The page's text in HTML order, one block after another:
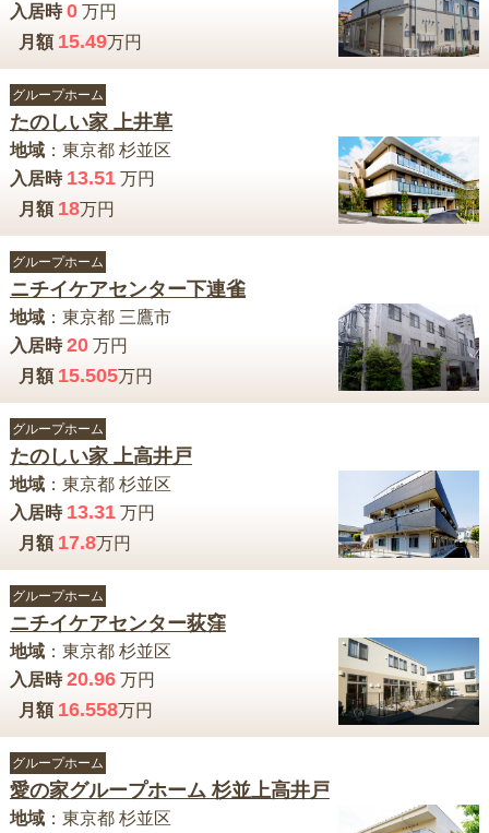
入居時 0万円
月額 15.49万円
グループホーム
たのしい家 上井草
地域： 東京都 杉並区
入居時 13.51万円
月額 18万円
グループホーム
ニチイケアセンター下連雀
地域： 東京都 三鷹市
入居時 20万円
月額 15.505万円
グループホーム
たのしい家 上高井戸
地域： 東京都 杉並区
入居時 13.31万円
月額 17.8万円
グループホーム
ニチイケアセンター荻窪
地域： 東京都 杉並区
入居時 20.96万円
月額 16.558万円
グループホーム
愛の家グループホーム 杉並上高井戸
地域： 東京都 杉並区